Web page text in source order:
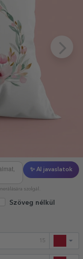
✨ AI javaslatok
szolgál.
Szöveg nélkül
15